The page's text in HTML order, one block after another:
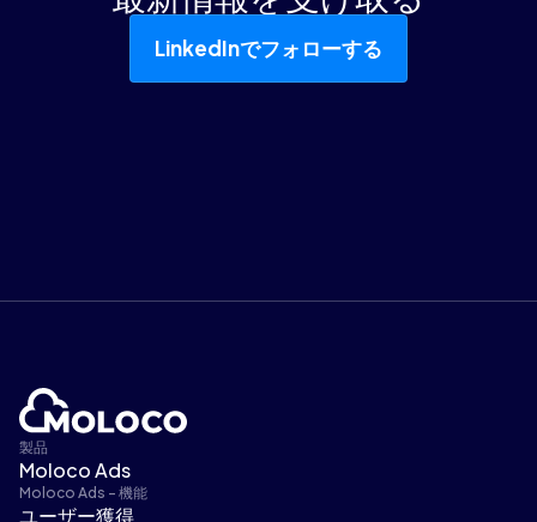
LinkedInでフォローする
製品
Moloco Ads
Moloco Ads - 機能
ユーザー獲得